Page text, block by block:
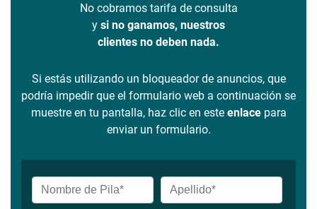
No cobramos tarifa de consulta
y si no ganamos, nuestros
clientes no deben nada.
Si estás utilizando un bloqueador de anuncios, que
podría impedir que el formulario web a continuación se
muestre en tu pantalla, haz clic en este enlacepara
enviar un formulario.